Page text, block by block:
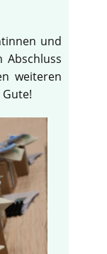
und
Abschluss
weiteren